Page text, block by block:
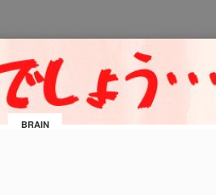
BRAIN